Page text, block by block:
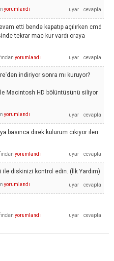
yorumlandı
etti bende kapatıp açılırken cmd
tekrar mac kur vardı oraya
yorumlandı
indiriyor sonra mı kuruyor?
Macintosh HD bölüntüsünü siliyor
yorumlandı
basınca direk kulurum cıkıyor ileri
yorumlandı
diskinizi kontrol edin. (İlk Yardım)
yorumlandı
yorumlandı